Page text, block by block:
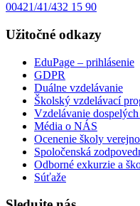
00421/41/432 15 90
Užitočné odkazy
EduPage – prihlásenie
GDPR
Duálne vzdelávanie
Školský vzdelávací
Vzdelávanie
Média o NÁS
Ocenenie školy
Spoločenská
Odborné exkurzie a
Súťaže